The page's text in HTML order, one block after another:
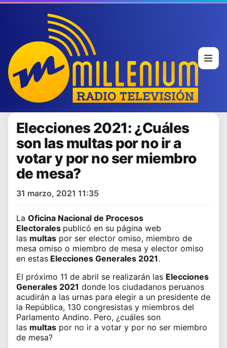
Elecciones 2021: ¿Cuáles
son las multas por no ir a
votar y por no ser miembro
de mesa?
31 marzo, 2021 11:35
La Oficina Nacional de Procesos
Electorales publicó en su página web
las multas por ser elector omiso, miembro de
mesa omiso o miembro de mesa y elector omiso
en estas Elecciones Generales 2021.
El próximo 11 de abril se realizarán las Elecciones
Generales 2021 donde los ciudadanos peruanos
acudirán a las urnas para elegir a un presidente de
la República, 130 congresistas y miembros del
Parlamento Andino. Pero, ¿cuáles son
las multas por no ir a votar y por no ser miembro
de mesa?